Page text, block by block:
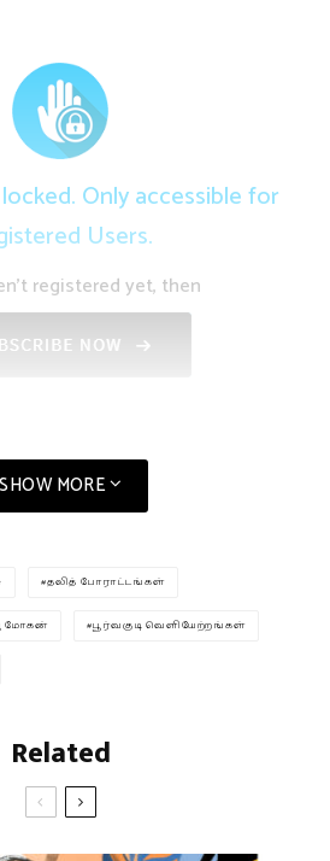
Only accessible for
Users.
registered yet, then
SHOW MORE
தலித் போராட்டங்கள்
மோகன் பூர்வகுடி வெளியேற்றங்கள்
Related